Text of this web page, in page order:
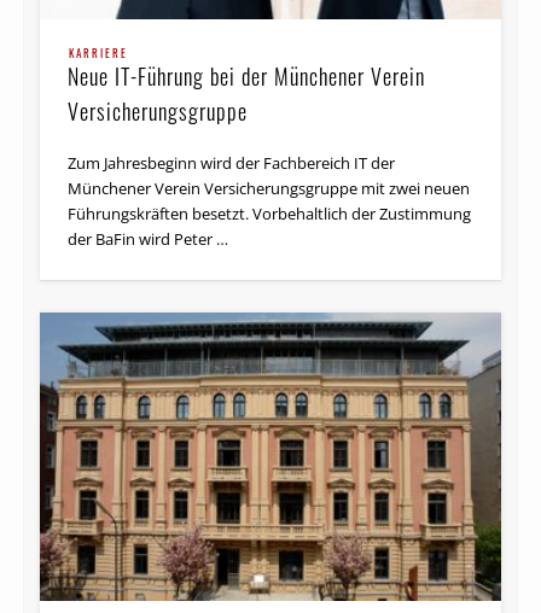
KARRIERE
Neue IT-Führung bei der Münchener Verein
Versicherungsgruppe
Zum Jahresbeginn wird der Fachbereich IT der
Münchener Verein Versicherungsgruppe mit zwei neuen
Führungskräften besetzt. Vorbehaltlich der Zustimmung
der BaFin wird Peter …